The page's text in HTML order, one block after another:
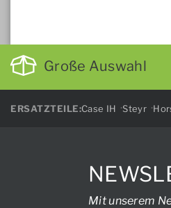
Große Auswahl
ERSATZTEILE:Case IH Steyr
Mit unserem